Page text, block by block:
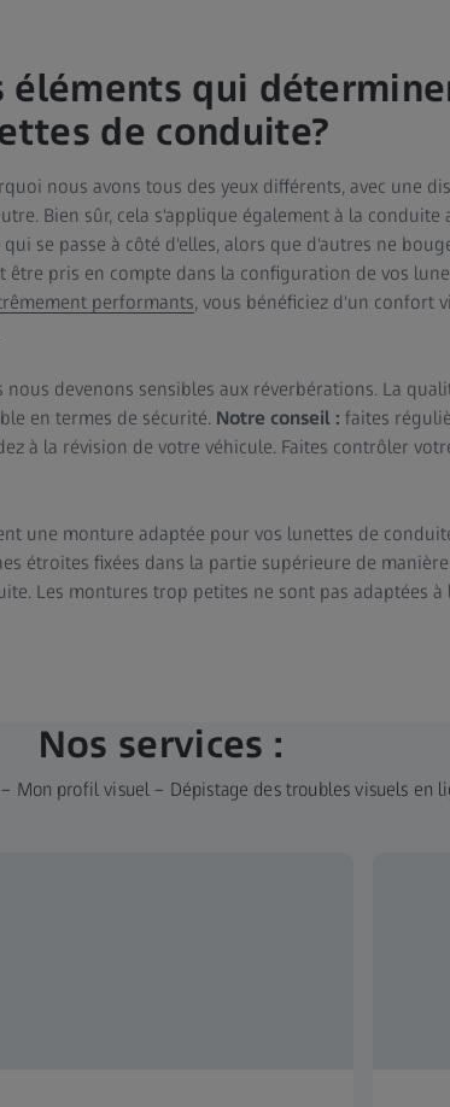
éléments qui
de conduite?
nous avons tous des yeux différents, avec une
Bien sûr, cela s'applique également à la conduite
se passe à côté d'elles, alors que d'autres ne
pris en compte dans la configuration de vos
performants, vous bénéficiez d'un confort
devenons sensibles aux réverbérations. La
en termes de sécurité. Notre conseil : faites
à la révision de votre véhicule. Faites contrôler
une monture adaptée pour vos lunettes de
étroites fixées dans la partie supérieure de
Les montures trop petites ne sont pas adaptées
Nos services :
Mon profil visuel – Dépistage des troubles visuels en